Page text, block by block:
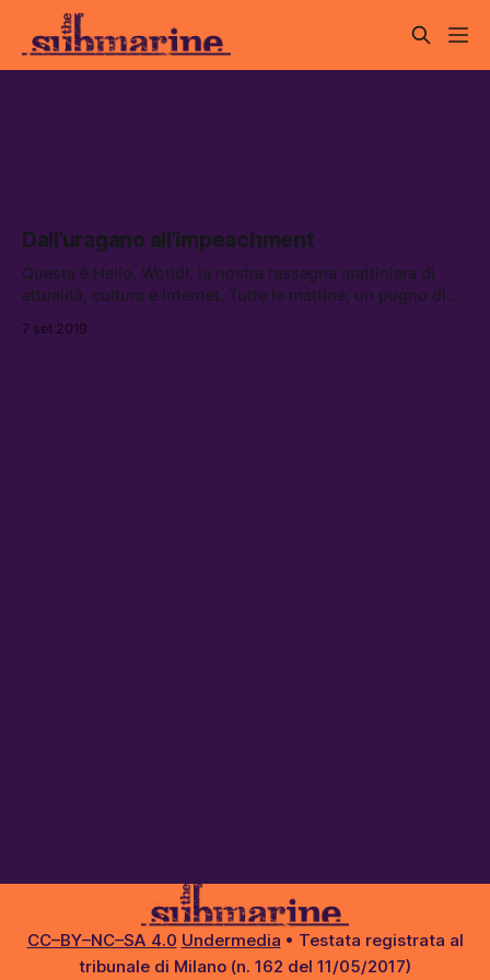
Dall’uragano all’impeachment
Questa è Hello, World!, la nostra rassegna mattiniera di
attualità, cultura e internet. Tutte le mattine, un pugno di
7 set 2019
CC–BY–NC–SA 4.0 Undermedia • Testata registrata al
tribunale di Milano (n. 162 del 11/05/2017)